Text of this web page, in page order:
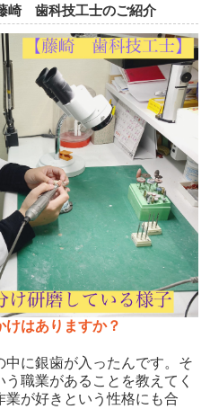
崎 歯科技工士のご紹介
はありますか？
に銀歯が入ったんです。そ
職業があることを教えてく
が好きという性格にも合